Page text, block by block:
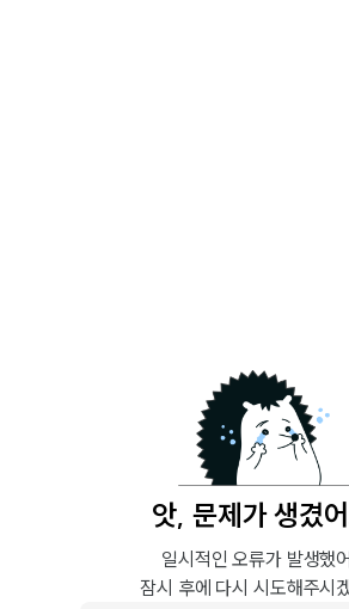
앗, 문제가 생겼
일시적인 오류가 발생했
잠시 후에 다시 시도해주시